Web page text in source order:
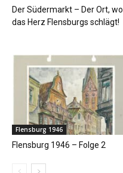
Der Südermarkt – Der Ort, wo
das Herz Flensburgs schlägt!
Flensburg 1946
Flensburg 1946 – Folge 2